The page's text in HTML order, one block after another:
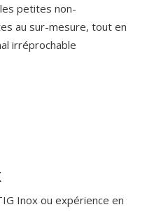
petites non-
au sur-mesure, tout en
irréprochable
Inox ou expérience en